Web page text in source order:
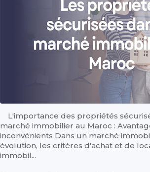
L'importance des propriétés
marché immobilier au Maroc :
inconvénients Dans un marché
évolution, les critères d'achat et de
immobil...